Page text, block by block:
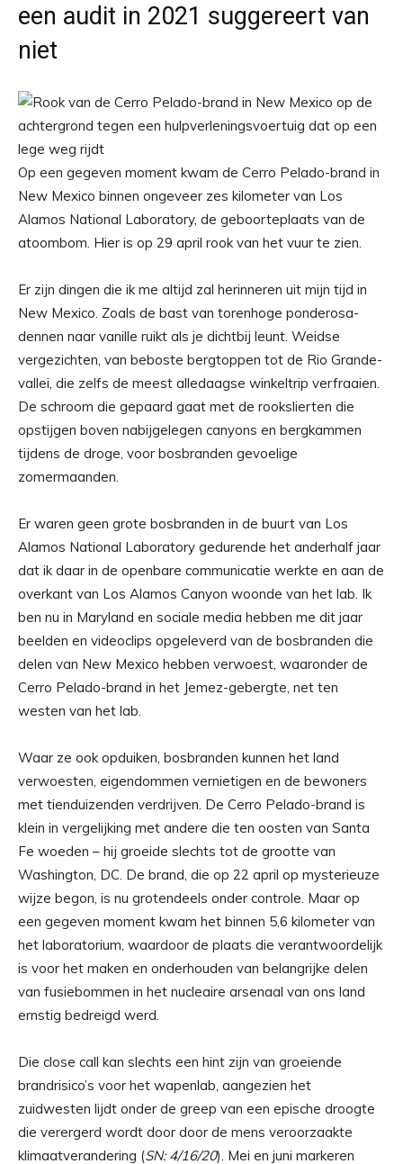
een audit in 2021 suggereert van
niet
Op een gegeven moment kwam de Cerro Pelado-brand in
New Mexico binnen ongeveer zes kilometer van Los
Alamos National Laboratory, de geboorteplaats van de
atoombom. Hier is op 29 april rook van het vuur te zien.
Er zijn dingen die ik me altijd zal herinneren uit mijn tijd in
New Mexico. Zoals de bast van torenhoge ponderosa-
dennen naar vanille ruikt als je dichtbij leunt. Weidse
vergezichten, van beboste bergtoppen tot de Rio Grande-
vallei, die zelfs de meest alledaagse winkeltrip verfraaien.
De schroom die gepaard gaat met de rookslierten die
opstijgen boven nabijgelegen canyons en bergkammen
tijdens de droge, voor bosbranden gevoelige
zomermaanden.
Er waren geen grote bosbranden in de buurt van Los
Alamos National Laboratory gedurende het anderhalf jaar
dat ik daar in de openbare communicatie werkte en aan de
overkant van Los Alamos Canyon woonde van het lab. Ik
ben nu in Maryland en sociale media hebben me dit jaar
beelden en videoclips opgeleverd van de bosbranden die
delen van New Mexico hebben verwoest, waaronder de
Cerro Pelado-brand in het Jemez-gebergte, net ten
westen van het lab.
Waar ze ook opduiken, bosbranden kunnen het land
verwoesten, eigendommen vernietigen en de bewoners
met tienduizenden verdrijven. De Cerro Pelado-brand is
klein in vergelijking met andere die ten oosten van Santa
Fe woeden – hij groeide slechts tot de grootte van
Washington, DC. De brand, die op 22 april op mysterieuze
wijze begon, is nu grotendeels onder controle. Maar op
een gegeven moment kwam het binnen 5,6 kilometer van
het laboratorium, waardoor de plaats die verantwoordelijk
is voor het maken en onderhouden van belangrijke delen
van fusiebommen in het nucleaire arsenaal van ons land
ernstig bedreigd werd.
Die close call kan slechts een hint zijn van groeiende
brandrisico’s voor het wapenlab, aangezien het
zuidwesten lijdt onder de greep van een epische droogte
die verergerd wordt door door de mens veroorzaakte
klimaatverandering (SN: 4/16/20). Mei en juni markeren